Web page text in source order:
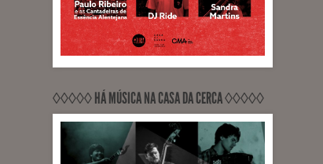
◊◊◊◊◊ HÁ MÚSICA NA CASA DA CERCA ◊◊◊◊◊